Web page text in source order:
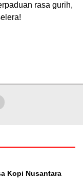
rasa gurih,
Kopi Nusantara